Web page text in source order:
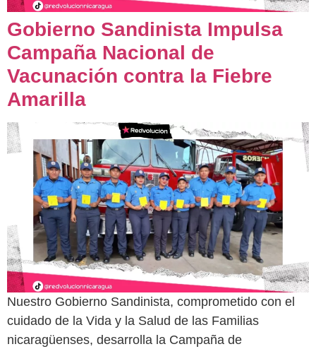
Gobierno Sandinista Impulsa
Campaña Nacional de
Vacunación contra la Fiebre
Amarilla
Nuestro Gobierno Sandinista, comprometido con el
cuidado de la Vida y la Salud de las Familias
nicaragüenses, desarrolla la Campaña de